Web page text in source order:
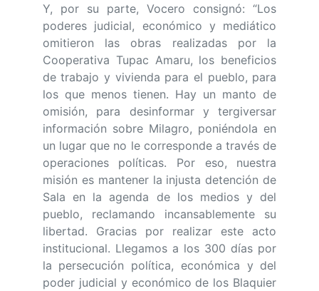
Y, por su parte, Vocero consignó: “Los
poderes judicial, económico y mediático
omitieron las obras realizadas por la
Cooperativa Tupac Amaru, los beneficios
de trabajo y vivienda para el pueblo, para
los que menos tienen. Hay un manto de
omisión, para desinformar y tergiversar
información sobre Milagro, poniéndola en
un lugar que no le corresponde a través de
operaciones políticas. Por eso, nuestra
misión es mantener la injusta detención de
Sala en la agenda de los medios y del
pueblo, reclamando incansablemente su
libertad. Gracias por realizar este acto
institucional. Llegamos a los 300 días por
la persecución política, económica y del
poder judicial y económico de los Blaquier